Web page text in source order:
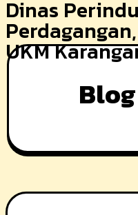
Skip
to
content
Dinas
UKM